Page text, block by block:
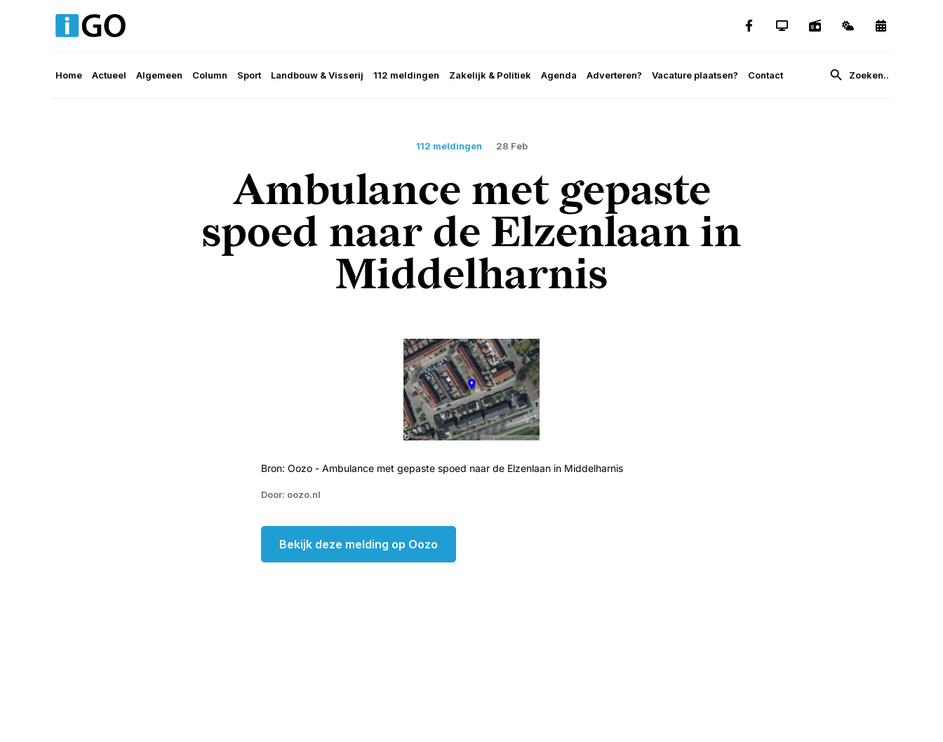
Home Actueel Algemeen Column Sport Landbouw & Visserij 112 meldingen Zakelijk & Politiek Agenda Adverteren? Vacature plaatsen? Contact
112 meldingen 28 Feb
Ambulance met gepaste
spoed naar de Elzenlaan in
Middelharnis
Bron: Oozo - Ambulance met gepaste spoed naar de Elzenlaan in Middelharnis
Door: oozo.nl
Bekijk deze melding op Oozo